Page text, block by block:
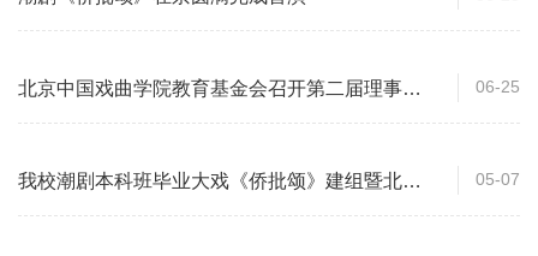
北京中国戏曲学院教育基金会召开第二届理事会
第八次会议
06-25
我校潮剧本科班毕业大戏《侨批颂》建组暨北京
市京潮公益基金会助学捐赠仪式圆满举行
05-07